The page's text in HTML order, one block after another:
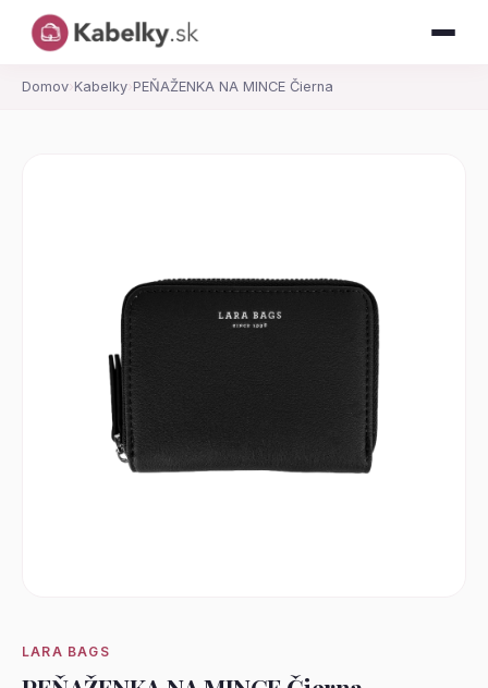
Domov› Kabelky› PEŇAŽENKA NA MINCE Čierna
LARA BAGS